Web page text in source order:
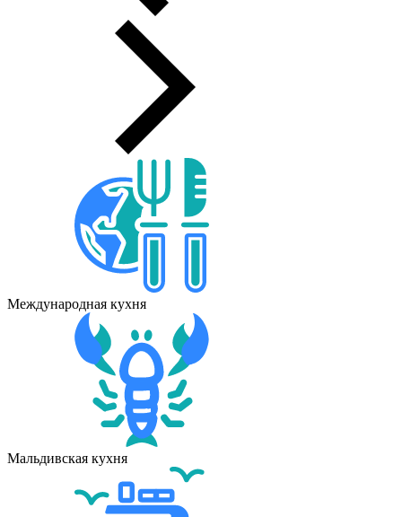
Международная кухня
Мальдивская кухня